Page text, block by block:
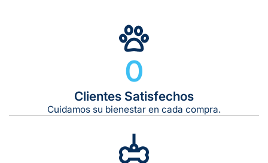
Gratuito en todos los pedidos
Tiempo de entrega estimado: 5 a 7 días hábiles
Gratis en compras de $599 o más
0
Clientes Satisfechos
Cuidamos su bienestar en cada compra.